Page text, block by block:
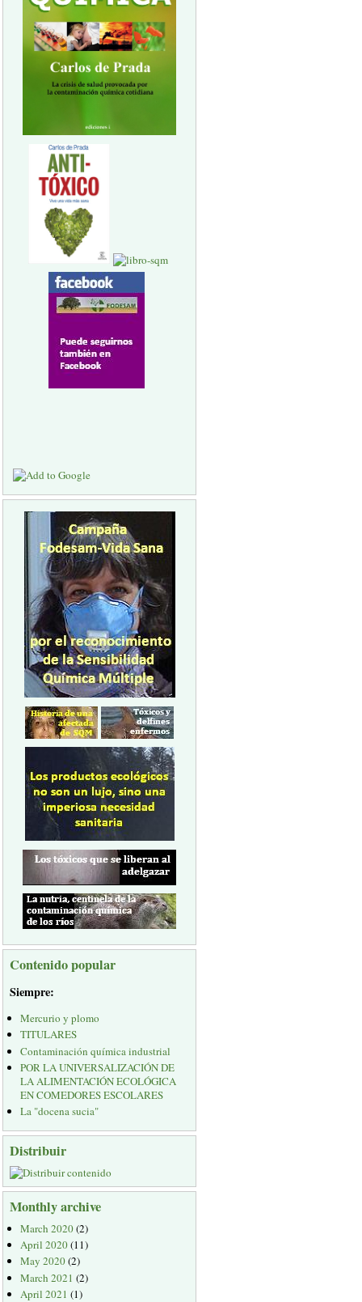
Contenido popular
Siempre:
Mercurio y plomo
TITULARES
Contaminación química industrial
POR LA UNIVERSALIZACIÓN DE
LA ALIMENTACIÓN ECOLÓGICA
EN COMEDORES ESCOLARES
La "docena sucia"
Distribuir
Monthly archive
March 2020(2)
April 2020(11)
May 2020(2)
March 2021 (2)
April 2021 (1)